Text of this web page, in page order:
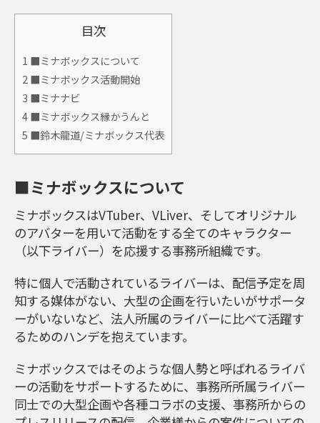
目次
1 ■ミナボックスについて
2 ■ミナボックス活動開始
3 ■ミナナビ
4 ■ミナボックス縁かうんと
5 ■鈴木龍道/ミナボックス代表
■ミナボックスについて
ミナボックスはVTuber、VLiver、そしてオリジナル
のアバターを用いて活動をする全てのキャラクター
（以下ライバー）を応援する事務所組織です。
特に個人で活動されているライバーは、配信予定を周
知する媒体がない、大型の企画を行いたいがサポータ
ーがいないなど、法人所属のライバーに比べて活躍す
るためのハンデを抱えています。
ミナボックスではそのような個人勢と呼ばれるライバ
ーの活動をサポートするために、事務所所属ライバー
同士での大型企画や各種コラボの支援、事務所からの